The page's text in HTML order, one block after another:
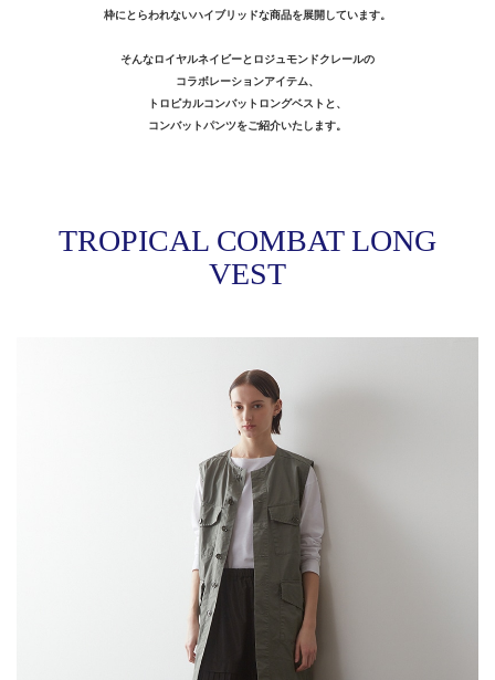
枠にとらわれないハイブリッドな商品を展開しています。
そんなロイヤルネイビーとロジュモンドクレールの
コラボレーションアイテム、
トロピカルコンバットロングベストと、
コンバットパンツをご紹介いたします。
TROPICAL COMBAT LONG
VEST